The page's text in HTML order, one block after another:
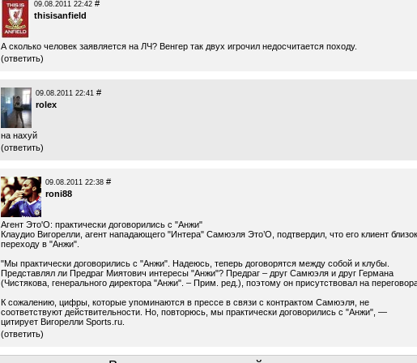
09.08.2011 22:42 #
thisisanfield
А сколько человек заявляется на ЛЧ? Венгер так двух игрочил недосчитается походу.
(ответить)
09.08.2011 22:41 #
rolex
нa нaxyй
(ответить)
09.08.2011 22:38 #
roni88
Агент Это'О: практически договорились с "Анжи"
Клаудио Вигорелли, агент нападающего "Интера" Самюэля Это’О, подтвердил, что его клиент
переходу в "Анжи".
"Мы практически договорились с "Анжи". Надеюсь, теперь договорятся между собой и клубы.
Представлял ли Предраг Миятович интересы "Анжи"? Предраг – друг Cамюэля и друг Германа
(Чистякова, генерального директора "Анжи". – Прим. ред.), поэтому он присутствовал на
К сожалению, цифры, которые упоминаются в прессе в связи с контрактом Самюэля, не
соответствуют действительности. Но, повторюсь, мы практически договорились с "Анжи", —
цитирует Вигорелли Sports.ru.
(ответить)